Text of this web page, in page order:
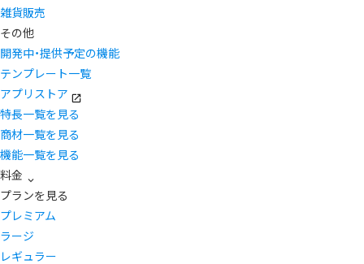
雑貨販売
その他
開発中・提供予定の機能
テンプレート一覧
アプリストア
特長一覧を見る
商材一覧を見る
機能一覧を見る
料金
プランを見る
プレミアム
ラージ
レギュラー